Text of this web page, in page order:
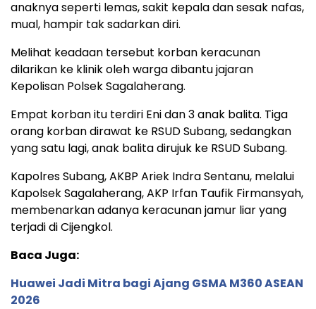
anaknya seperti lemas, sakit kepala dan sesak nafas,
mual, hampir tak sadarkan diri.
Melihat keadaan tersebut korban keracunan
dilarikan ke klinik oleh warga dibantu jajaran
Kepolisan Polsek Sagalaherang.
Empat korban itu terdiri Eni dan 3 anak balita. Tiga
orang korban dirawat ke RSUD Subang, sedangkan
yang satu lagi, anak balita dirujuk ke RSUD Subang.
Kapolres Subang, AKBP Ariek Indra Sentanu, melalui
Kapolsek Sagalaherang, AKP Irfan Taufik Firmansyah,
membenarkan adanya keracunan jamur liar yang
terjadi di Cijengkol.
Baca Juga:
Huawei Jadi Mitra bagi Ajang GSMA M360 ASEAN
2026